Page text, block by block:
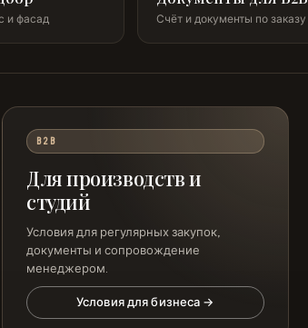
и фасад Счёт и документы по заказу
B2B
Для производств и
студий
Условия для регулярных закупок,
документы и сопровождение
менеджером.
Условия для бизнеса →